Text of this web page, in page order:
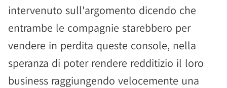
intervenuto sull'argomento dicendo che
entrambe le compagnie starebbero per
vendere in perdita queste console, nella
speranza di poter rendere redditizio il loro
business raggiungendo velocemente una